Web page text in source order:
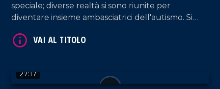
speciale; diverse realtà si sono riunite per
diventare insieme ambasciatrici dell'autismo. Si
voce ad ogni bisbiglio.
27:17
VAI AL TITOLO